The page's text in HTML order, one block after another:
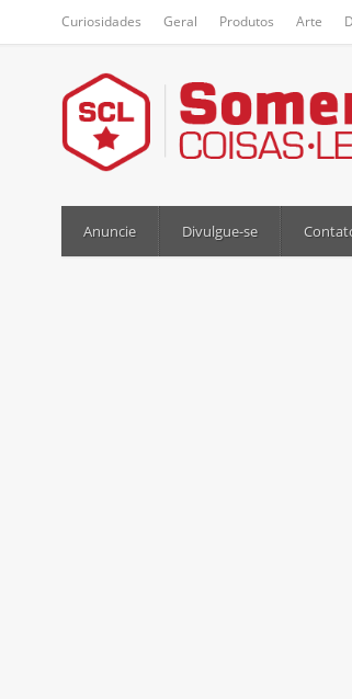
Curiosidades Geral Produtos Arte
Anuncie Divulgue-se